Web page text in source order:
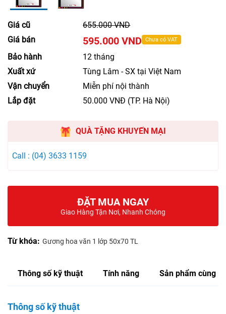
Giá cũ
655.000 VND
Giá bán
595.000 VND Chưa có VAT
Bảo hành
12 tháng
Xuất xứ
Tùng Lâm - SX tại Việt Nam
Vận chuyển
Miễn phí nội thành
Lắp đặt
50.000 VNĐ (TP. Hà Nội)
QUÀ TẶNG KHUYẾN MẠI
Call : (04) 3633 1159
ĐẶT MUA NGAY
Giao Hàng Tận Nơi, Nhanh Chóng
Từ khóa: Gương hoa văn 1 lớp 50x70 TL
Thông số kỹ thuật Tính năng Sản phẩm cùng
Thông số kỹ thuật